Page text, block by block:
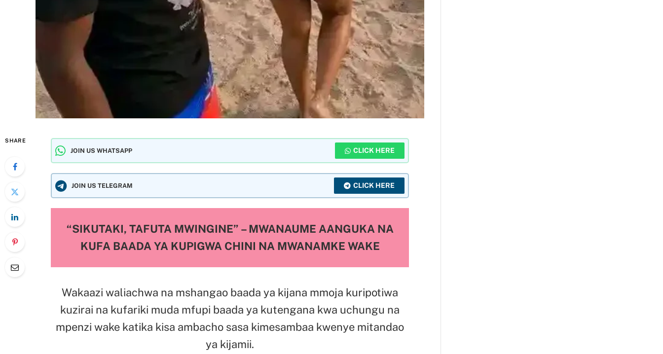
SHARE
JOIN US WHATSAPP CLICK HERE
JOIN US TELEGRAM CLICK HERE
“SIKUTAKI, TAFUTA MWINGINE” – MWANAUME AANGUKA NA
KUFA BAADA YA KUPIGWA CHINI NA MWANAMKE WAKE
Wakaazi waliachwa na mshangao baada ya kijana mmoja kuripotiwa
kuzirai na kufariki muda mfupi baada ya kutengana kwa uchungu na
mpenzi wake katika kisa ambacho sasa kimesambaa kwenye mitandao
ya kijamii.